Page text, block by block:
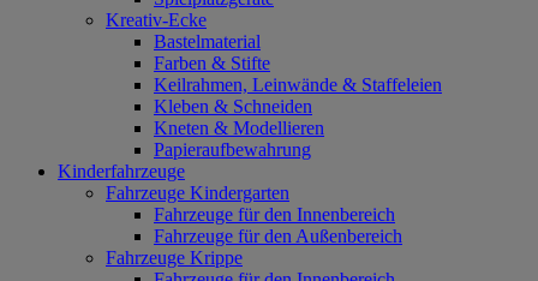
Kreativ-Ecke
Bastelmaterial
Farben & Stifte
Keilrahmen, Leinwände & Staffeleien
Kleben & Schneiden
Kneten & Modellieren
Papieraufbewahrung
Kinderfahrzeuge
Fahrzeuge Kindergarten
Fahrzeuge für den Innenbereich
Fahrzeuge für den Außenbereich
Fahrzeuge Krippe